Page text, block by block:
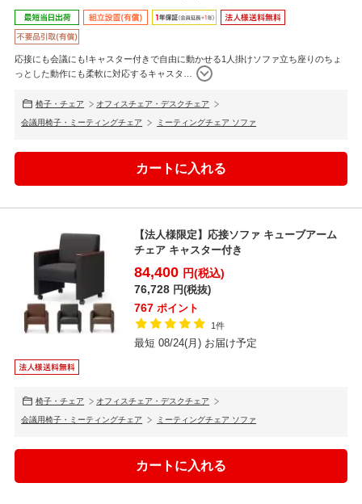
応接にも会議にも!キャスター付きで自由に動かせる1人掛けソファ立ち座りのちょ
っとした動作にも柔軟に対応するキャスタ
椅子・チェア オフィスチェア・デスクチェア
会議用椅子・ミーティングチェア ミーティングチェア ソファ
【法人様限定】応接ソファ キューブアーム
チェア キャスター付き
84,400 円(税込)
76,728 円(税抜)
767 ポイント
1件
最短 08/24(月) お届け予定
椅子・チェア オフィスチェア・デスクチェア
会議用椅子・ミーティングチェア ミーティングチェア ソファ